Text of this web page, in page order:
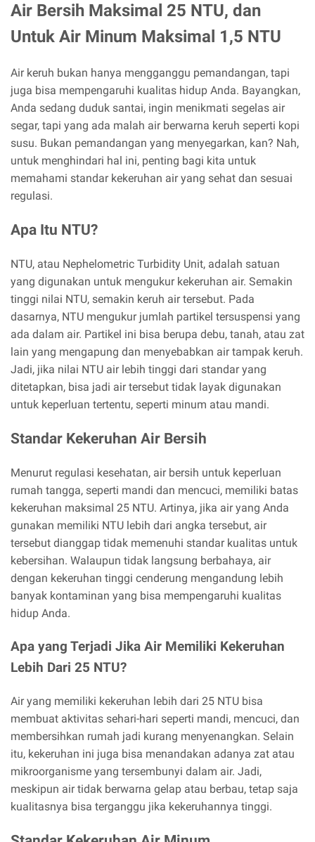
Air Bersih Maksimal 25 NTU, dan
Untuk Air Minum Maksimal 1,5 NTU
Air keruh bukan hanya mengganggu pemandangan, tapi
juga bisa mempengaruhi kualitas hidup Anda. Bayangkan,
Anda sedang duduk santai, ingin menikmati segelas air
segar, tapi yang ada malah air berwarna keruh seperti kopi
susu. Bukan pemandangan yang menyegarkan, kan? Nah,
untuk menghindari hal ini, penting bagi kita untuk
memahami standar kekeruhan air yang sehat dan sesuai
regulasi.
Apa Itu NTU?
NTU, atau Nephelometric Turbidity Unit, adalah satuan
yang digunakan untuk mengukur kekeruhan air. Semakin
tinggi nilai NTU, semakin keruh air tersebut. Pada
dasarnya, NTU mengukur jumlah partikel tersuspensi yang
ada dalam air. Partikel ini bisa berupa debu, tanah, atau zat
lain yang mengapung dan menyebabkan air tampak keruh.
Jadi, jika nilai NTU air lebih tinggi dari standar yang
ditetapkan, bisa jadi air tersebut tidak layak digunakan
untuk keperluan tertentu, seperti minum atau mandi.
Standar Kekeruhan Air Bersih
Menurut regulasi kesehatan, air bersih untuk keperluan
rumah tangga, seperti mandi dan mencuci, memiliki batas
kekeruhan maksimal 25 NTU. Artinya, jika air yang Anda
gunakan memiliki NTU lebih dari angka tersebut, air
tersebut dianggap tidak memenuhi standar kualitas untuk
kebersihan. Walaupun tidak langsung berbahaya, air
dengan kekeruhan tinggi cenderung mengandung lebih
banyak kontaminan yang bisa mempengaruhi kualitas
hidup Anda.
Apa yang Terjadi Jika Air Memiliki Kekeruhan
Lebih Dari 25 NTU?
Air yang memiliki kekeruhan lebih dari 25 NTU bisa
membuat aktivitas sehari-hari seperti mandi, mencuci, dan
membersihkan rumah jadi kurang menyenangkan. Selain
itu, kekeruhan ini juga bisa menandakan adanya zat atau
mikroorganisme yang tersembunyi dalam air. Jadi,
meskipun air tidak berwarna gelap atau berbau, tetap saja
kualitasnya bisa terganggu jika kekeruhannya tinggi.